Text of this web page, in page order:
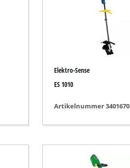
Elektro-Sense
ES 1010
Artikelnummer 3401670